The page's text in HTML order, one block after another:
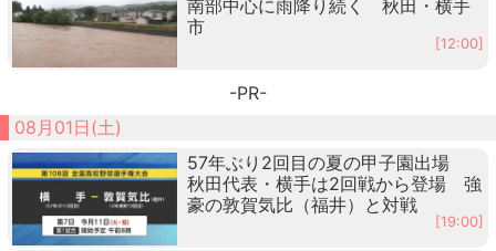
南部中心に雨降り続く 秋田・横手
市
[12:00]
-PR-
08月01日(土)
57年ぶり2回目の夏の甲子園出場
秋田代表・横手は2回戦から登場 強
豪の敦賀気比（福井）と対戦
[19:00]